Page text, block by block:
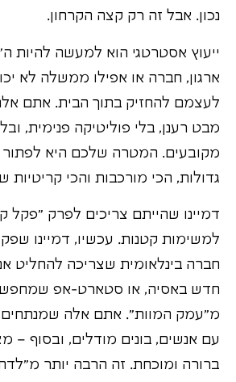
נכון. אבל זה רק קצה הקרחון.
ייעוץ אסטרטגי הוא למעשה להיות
ארגון, חברה או אפילו ממשלה לא
לעצמם להחזיק בתוך הבית. אתם
מבט רענן, בלי פוליטיקה פנימית,
מקובעים. המטרה שלכם היא לפתור
גדולות, הכי מורכבות והכי קריטיות
דמיינו שהייתם צריכים לפרק "פקל
למשימות קטנות. עכשיו, דמיינו
חברה בינלאומית שצריכה להחליט
חדש באסיה, או סטארט-אפ
מ"עמק המוות". אתם אלה שמנתחים
עם אנשים, בונים מודלים, ובסוף –
ברורה ומוכחת. זה הרבה יותר